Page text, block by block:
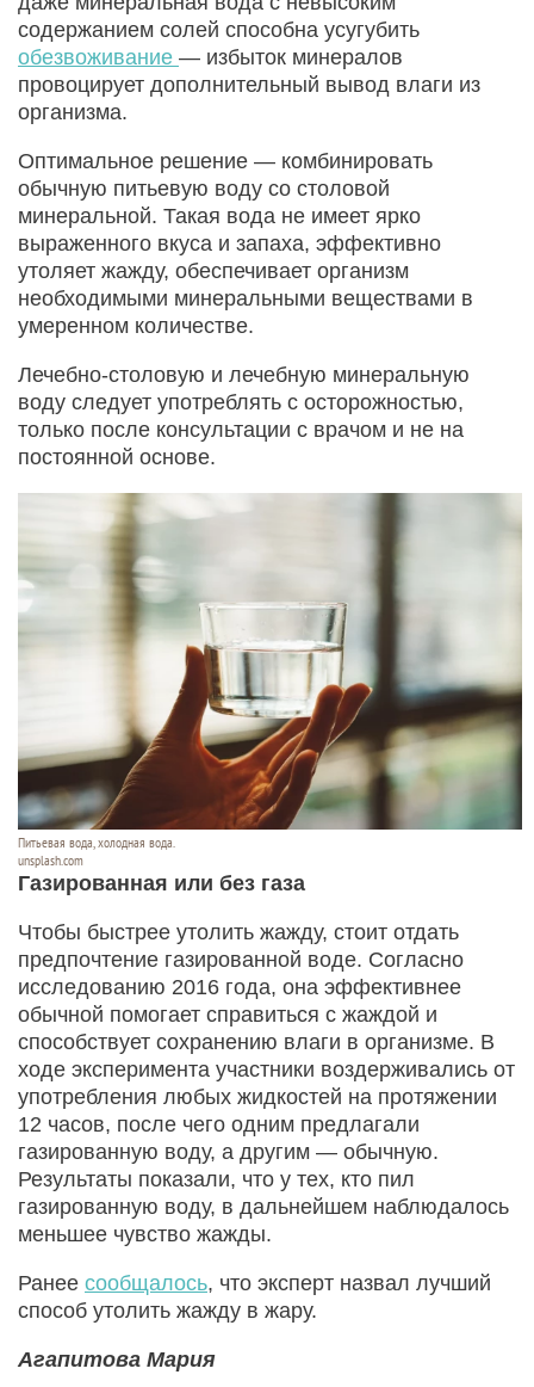
содержанием солей способна усугубить
обезвоживание — избыток минералов
провоцирует дополнительный вывод влаги из
организма.
Оптимальное решение — комбинировать
обычную питьевую воду со столовой
минеральной. Такая вода не имеет ярко
выраженного вкуса и запаха, эффективно
утоляет жажду, обеспечивает организм
необходимыми минеральными веществами в
умеренном количестве.
Лечебно‑столовую и лечебную минеральную
воду следует употреблять с осторожностью,
только после консультации с врачом и не на
постоянной основе.
Питьевая вода, холодная вода.
unsplash.com
Газированная или без газа
Чтобы быстрее утолить жажду, стоит отдать
предпочтение газированной воде. Согласно
исследованию 2016 года, она эффективнее
обычной помогает справиться с жаждой и
способствует сохранению влаги в организме. В
ходе эксперимента участники воздерживались от
употребления любых жидкостей на протяжении
12 часов, после чего одним предлагали
газированную воду, а другим — обычную.
Результаты показали, что у тех, кто пил
газированную воду, в дальнейшем наблюдалось
меньшее чувство жажды.
Ранее сообщалось, что эксперт назвал лучший
способ утолить жажду в жару.
Агапитова Мария